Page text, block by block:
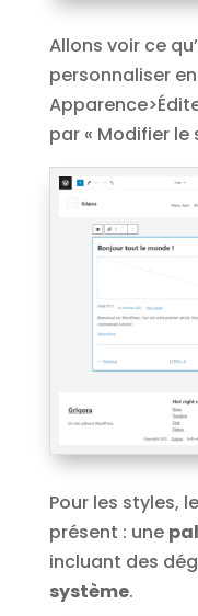
Allons voir ce
personnaliser
par « Modifier le
Pour les styles,
présent : une
incluant des
système.